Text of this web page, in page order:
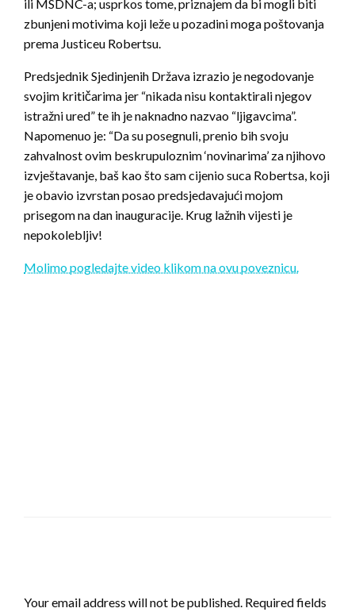
ili MSDNC-a; usprkos tome, priznajem da bi mogli biti
zbunjeni motivima koji leže u pozadini moga poštovanja
prema Justiceu Robertsu.
Predsjednik Sjedinjenih Država izrazio je negodovanje
svojim kritičarima jer “nikada nisu kontaktirali njegov
istražni ured” te ih je naknadno nazvao “ljigavcima”.
Napomenuo je: “Da su posegnuli, prenio bih svoju
zahvalnost ovim beskrupuloznim ‘novinarima’ za njihovo
izvještavanje, baš kao što sam cijenio suca Robertsa, koji
je obavio izvrstan posao predsjedavajući mojom
prisegom na dan inauguracije. Krug lažnih vijesti je
nepokolebljiv!
Molimo pogledajte video klikom na ovu poveznicu.
Your email address will not be published. Required fields